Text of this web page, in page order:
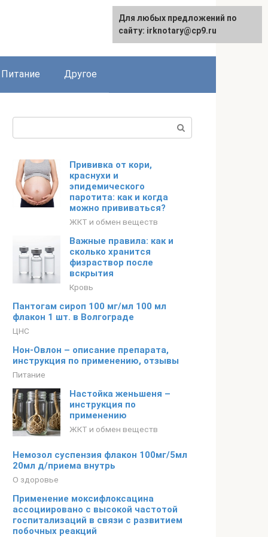
Питание Другое
Прививка от кори,
краснухи и
эпидемического
паротита: как и когда
можно прививаться?
ЖКТ и обмен веществ
Важные правила: как и
сколько хранится
физраствор после
вскрытия
Кровь
Пантогам сироп 100 мг/мл 100 мл
флакон 1 шт. в Волгограде
ЦНС
Нон-Oвлон – описание препарата,
инструкция по применению, отзывы
Питание
Настойка женьшеня –
инструкция по
применению
ЖКТ и обмен веществ
Немозол суспензия флакон 100мг/5мл
20мл д/приема внутрь
О здоровье
Применение моксифлоксацина
ассоциировано с высокой частотой
госпитализаций в связи с развитием
побочных реакций
Для любых предложений по
сайту: irknotary@cp9.ru